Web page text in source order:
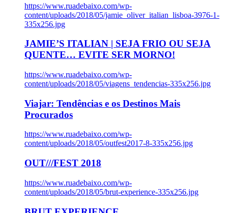
https://www.ruadebaixo.com/wp-
content/uploads/2018/05/jamie_oliver_italian_lisboa-3976-1-
335x256.jpg
JAMIE’S ITALIAN | SEJA FRIO OU SEJA
QUENTE… EVITE SER MORNO!
https://www.ruadebaixo.com/wp-
content/uploads/2018/05/viagens_tendencias-335x256.jpg
Viajar: Tendências e os Destinos Mais
Procurados
https://www.ruadebaixo.com/wp-
content/uploads/2018/05/outfest2017-8-335x256.jpg
OUT///FEST 2018
https://www.ruadebaixo.com/wp-
content/uploads/2018/05/brut-experience-335x256.jpg